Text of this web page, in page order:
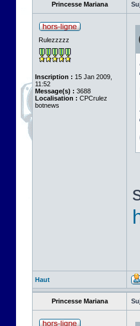
Princesse Mariana
Rulezzzzz
Inscription : 15 Jan 2009,
11:52
Message(s) : 3688
Localisation : CPCrulez
botnews
Haut
Princesse Mariana